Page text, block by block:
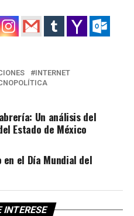
INTERNET
Un análisis del
Estado de México
el Día Mundial del
INTERESE